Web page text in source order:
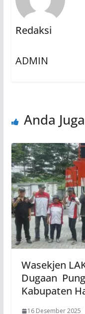
Redaksi
ADMIN
Anda
Wasekjen
Dugaan
Kabupaten
16 Desember 2025